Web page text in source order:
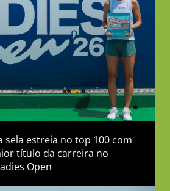
sela estreia no top 100 com
título da carreira no
Open